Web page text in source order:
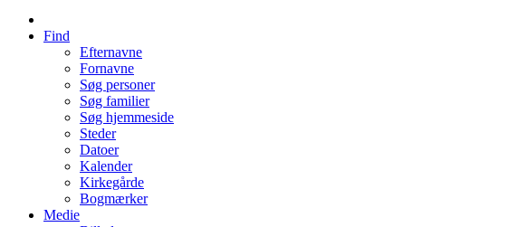
Find
Efternavne
Fornavne
Søg personer
Søg familier
Søg hjemmeside
Steder
Datoer
Kalender
Kirkegårde
Bogmærker
Medie